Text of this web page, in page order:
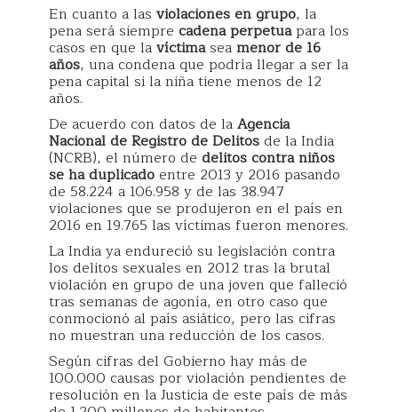
En cuanto a las violaciones en grupo, la
pena será siempre cadena perpetuapara los
casos en que lavíctimaseamenor de 16
años, una condena que podría llegar a ser la
pena capital si la niña tiene menos de 12
años.
De acuerdo con datos de laAgencia
Nacional de Registro de Delitosde la India
(NCRB), el número de delitos contra niños
se ha duplicadoentre 2013 y 2016 pasando
de 58.224 a 106.958 y de las 38.947
violaciones que se produjeron en el país en
2016 en 19.765 las víctimas fueron menores.
La India ya endureció su legislación contra
los delitos sexuales en 2012 tras la brutal
violación en grupo de una joven que falleció
tras semanas de agonía, en otro caso que
conmocionó al país asiático, pero las cifras
no muestran una reducción de los casos.
Según cifras del Gobierno hay más de
100.000 causas por violación pendientes de
resolución en la Justicia de este país de más